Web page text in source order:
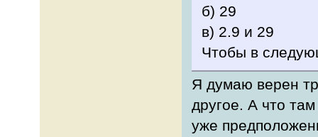
б) 29
в) 2.9 и 29
Чтобы в
Я думаю верен
другое. А что
уже